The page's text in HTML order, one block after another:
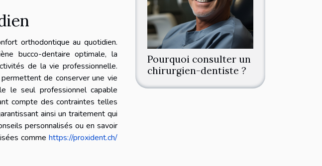
orthodontique au quotidien.
bucco-dentaire optimale, la
de la vie professionnelle.
de conserver une vie
le seul professionnel capable
compte des contraintes telles
ainsi un traitement qui
personnalisés ou en savoir
comme https://proxident.ch/
Pourquoi consulter un
chirurgien-dentiste ?